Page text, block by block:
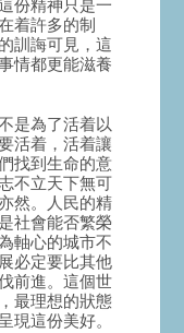
份精神只是一
着許多的制
訓誨可見，這
情都更能滋養
是為了活着以
活着，活着讓
找到生命的意
不立天下無可
然。人民的精
社會能否繁榮
軸心的城市不
必定要比其他
前進。這個世
最理想的狀態
現這份美好。